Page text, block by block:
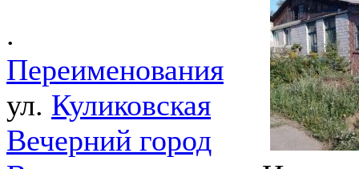
.
Переименования
ул. Куликовская
Вечерний город